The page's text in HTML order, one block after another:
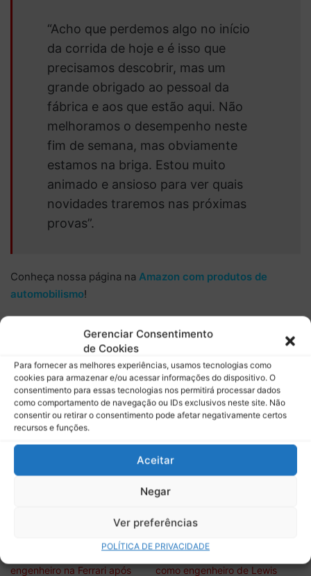
Gerenciar Consentimento
de Cookies
Para fornecer as melhores experiências, usamos tecnologias como
cookies para armazenar e/ou acessar informações do dispositivo. O
consentimento para essas tecnologias nos permitirá processar dados
como comportamento de navegação ou IDs exclusivos neste site. Não
consentir ou retirar o consentimento pode afetar negativamente certos
recursos e funções.
Aceitar
Negar
Ver preferências
POLÍTICA DE PRIVACIDADE
“Acho que perdemos algo no início
da corrida de hoje e é isso que
precisamos descobrir, mas um
grande obrigado ao pessoal da
fábrica e aos que estão aqui. Não
melhoramos o desempenho neste
fim de semana, mas obviamente
estamos na briga. Estou muito
animado e ansioso para ver quais
novidades traremos nas próximas
provas”.
Conheça nossa página na Amazon com produtos de
automobilismo!
Boletim do Paddocké um projeto totalmente
. É por isso que precisamos do
para continuarcom as nossas publicações em todas as
mídias que estamos presentes!
Conheçaa nossa campanha definanciamento coletivo
doApoia.se, você pode começar a
R$ 1
manter as nossas publicações. Conheça também
membros no nosso canal do Youtube
engenheiro na Ferrari após
como engenheiro de Lewis